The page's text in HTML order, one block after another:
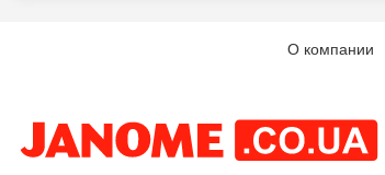
О компании